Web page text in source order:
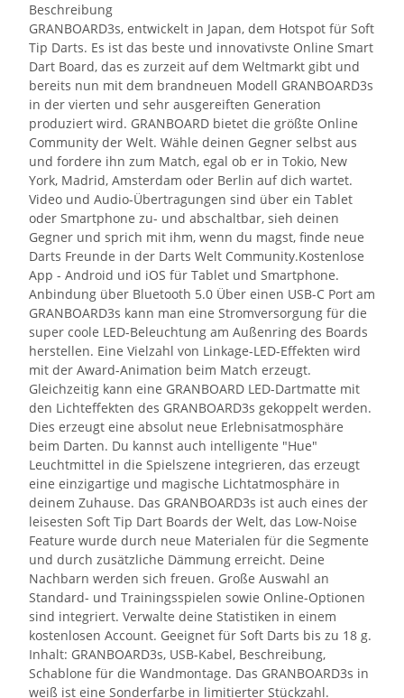
Beschreibung
GRANBOARD3s, entwickelt in Japan, dem Hotspot für Soft
Tip Darts. Es ist das beste und innovativste Online Smart
Dart Board, das es zurzeit auf dem Weltmarkt gibt und
bereits nun mit dem brandneuen Modell GRANBOARD3s
in der vierten und sehr ausgereiften Generation
produziert wird. GRANBOARD bietet die größte Online
Community der Welt. Wähle deinen Gegner selbst aus
und fordere ihn zum Match, egal ob er in Tokio, New
York, Madrid, Amsterdam oder Berlin auf dich wartet.
Video und Audio-Übertragungen sind über ein Tablet
oder Smartphone zu- und abschaltbar, sieh deinen
Gegner und sprich mit ihm, wenn du magst, finde neue
Darts Freunde in der Darts Welt Community.Kostenlose
App - Android und iOS für Tablet und Smartphone.
Anbindung über Bluetooth 5.0 Über einen USB-C Port am
GRANBOARD3s kann man eine Stromversorgung für die
super coole LED-Beleuchtung am Außenring des Boards
herstellen. Eine Vielzahl von Linkage-LED-Effekten wird
mit der Award-Animation beim Match erzeugt.
Gleichzeitig kann eine GRANBOARD LED-Dartmatte mit
den Lichteffekten des GRANBOARD3s gekoppelt werden.
Dies erzeugt eine absolut neue Erlebnisatmosphäre
beim Darten. Du kannst auch intelligente "Hue"
Leuchtmittel in die Spielszene integrieren, das erzeugt
eine einzigartige und magische Lichtatmosphäre in
deinem Zuhause. Das GRANBOARD3s ist auch eines der
leisesten Soft Tip Dart Boards der Welt, das Low-Noise
Feature wurde durch neue Materialen für die Segmente
und durch zusätzliche Dämmung erreicht. Deine
Nachbarn werden sich freuen. Große Auswahl an
Standard- und Trainingsspielen sowie Online-Optionen
sind integriert. Verwalte deine Statistiken in einem
kostenlosen Account. Geeignet für Soft Darts bis zu 18 g.
Inhalt: GRANBOARD3s, USB-Kabel, Beschreibung,
Schablone für die Wandmontage. Das GRANBOARD3s in
weiß ist eine Sonderfarbe in limitierter Stückzahl.